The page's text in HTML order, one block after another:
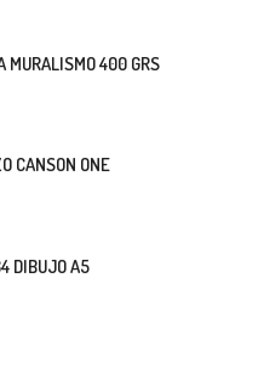
MURALISMO 400 GRS
CANSON ONE
DIBUJO A5